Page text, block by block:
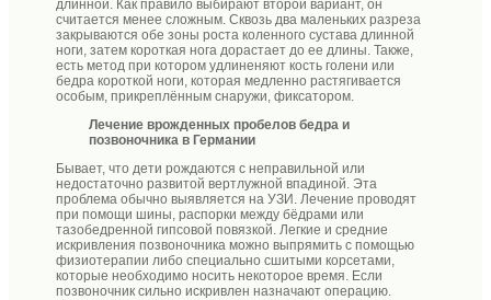
длинной. Как правило выбирают второй вариант, он
считается менее сложным. Сквозь два маленьких разреза
закрываются обе зоны роста коленного сустава длинной
ноги, затем короткая нога дорастает до ее длины. Также,
есть метод при котором удлиненяют кость голени или
бедра короткой ноги, которая медленно растягивается
особым, прикреплённым снаружи, фиксатором.
Лечение врожденных пробелов бедра и
позвоночника в Германии
Бывает, что дети рождаются с неправильной или
недостаточно развитой вертлужной впадиной. Эта
проблема обычно выявляется на УЗИ. Лечение проводят
при помощи шины, распорки между бёдрами или
тазобедренной гипсовой повязкой. Легкие и средние
искривления позвоночника можно выпрямить с помощью
физиотерапии либо специально сшитыми корсетами,
которые необходимо носить некоторое время. Если
позвоночник сильно искривлен назначают операцию.